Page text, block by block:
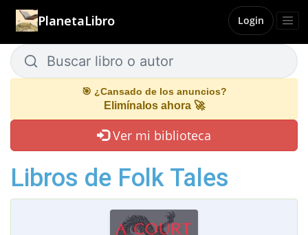
PlanetaLibro Login
Buscar libro o autor
Buscar libro o autor
🎯 ¿Cansado de los anuncios?
Elimínalos ahora 🚀
Ver mi biblioteca
Libros de Folk Tales